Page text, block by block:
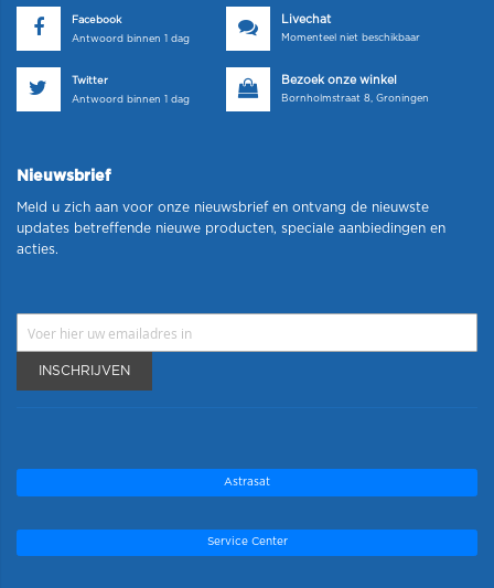
Facebook
Antwoord binnen 1 dag
Livechat
Momenteel niet beschikbaar
Twitter
Antwoord binnen 1 dag
Bezoek onze winkel
Bornholmstraat 8, Groningen
Nieuwsbrief
Meld u zich aan voor onze nieuwsbrief en ontvang de nieuwste
updates betreffende nieuwe producten, speciale aanbiedingen en
acties.
INSCHRIJVEN
Astrasat
Service Center